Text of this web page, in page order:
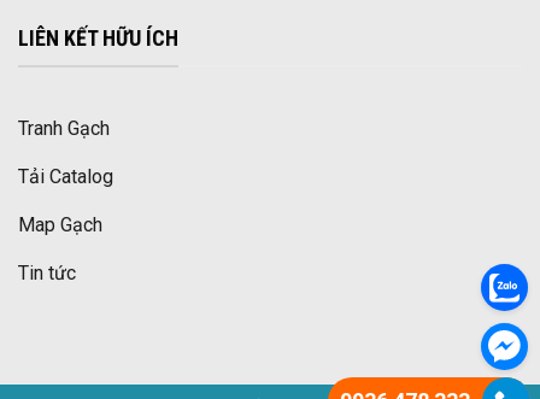
LIÊN KẾT HỮU ÍCH
Tranh Gạch
Tải Catalog
Map Gạch
Tin tức